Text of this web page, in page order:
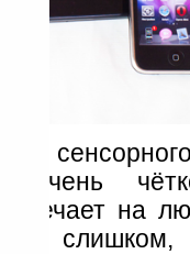
очень
на
слишком,